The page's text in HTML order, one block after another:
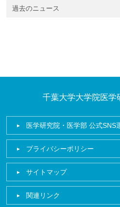
過去のニュース
千葉大学大学院医学
医学研究院・医学部 公式SNS
プライバシーポリシー
サイトマップ
関連リンク